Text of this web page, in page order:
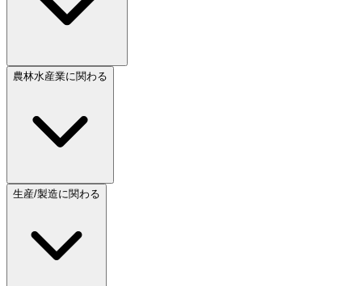
農林水産業に関わる
生産/製造に関わる